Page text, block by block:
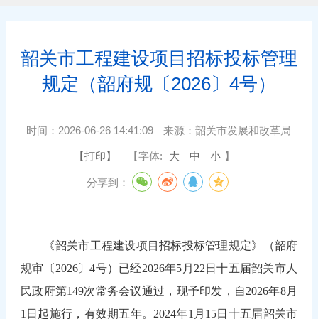
韶关市工程建设项目招标投标管理
规定（韶府规〔2026〕4号）
时间： 2026-06-26 14:41:09 来源：韶关市发展和改革局
【打印】 【字体: 大 中 小 】
分享到：
《韶关市工程建设项目招标投标管理规定》（韶府
规审〔2026〕4号）已经2026年5月22日十五届韶关市人
民政府第149次常务会议通过，现予印发，自2026年8月
1日起施行，有效期五年。2024年1月15日十五届韶关市